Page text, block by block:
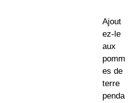
Ajout
ez-le
aux
pomm
es de
terre
penda